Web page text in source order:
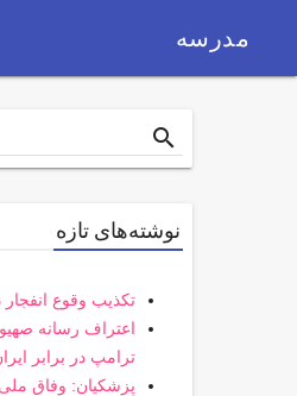
مدرسه
Search
for
search
نوشته‌های تازه
تکذیب وقوع
اعتراف رسانه
ترامپ در برابر
پزشکیان: وفاق